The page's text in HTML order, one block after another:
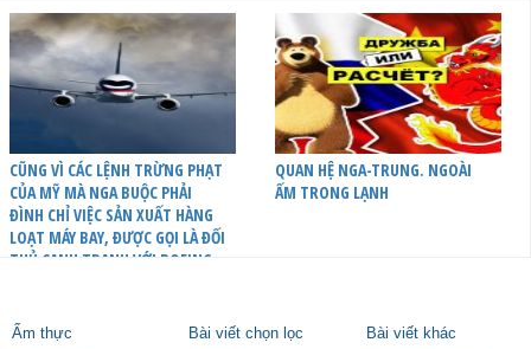
CŨNG VÌ CÁC LỆNH TRỪNG PHẠT
CỦA MỸ MÀ NGA BUỘC PHẢI
ĐÌNH CHỈ VIỆC SẢN XUẤT HÀNG
LOẠT MÁY BAY, ĐƯỢC GỌI LÀ ĐỐI
THỦ CẠNH TRANH VỚI BOEING
QUAN HỆ NGA-TRUNG. NGOÀI
ẤM TRONG LẠNH
Ẩm thực Bài viết chọn lọc
Bài viết khác